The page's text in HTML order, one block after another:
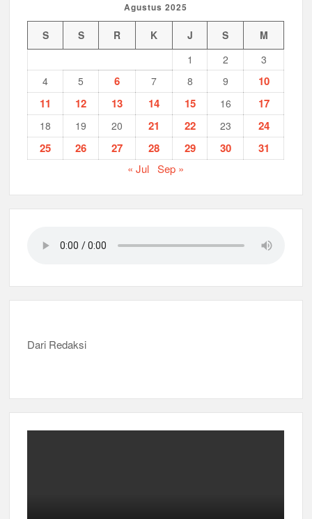
Agustus 2025
S S R K J S
M
1
2
3
4
5 6 7 8 9
10
11
12 13 14 15 16 17
18 19 20 21 22 23
24
25
26 27 28 29 30 31
« Jul Sep »
Dari Redaksi